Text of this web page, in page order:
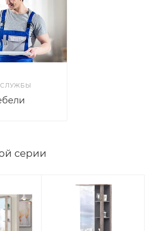
дуб серый/графит софт. Газовые
серии